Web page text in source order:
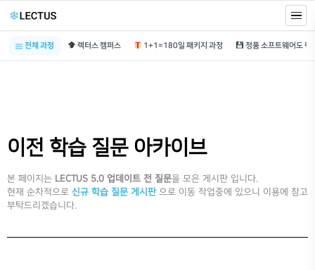
전체 과정 렉터스 캠퍼스 1+1=180일 패키지 과정
이전 학습 질문 아카이브
본 페이지는 LECTUS 5.0 업데이트 전 질문을 모은 게시판 입니다.
현재 순차적으로 신규 학습 질문 게시판 으로 이동 작업중에 있으니 이용에 참고
부탁드리겠습니다.